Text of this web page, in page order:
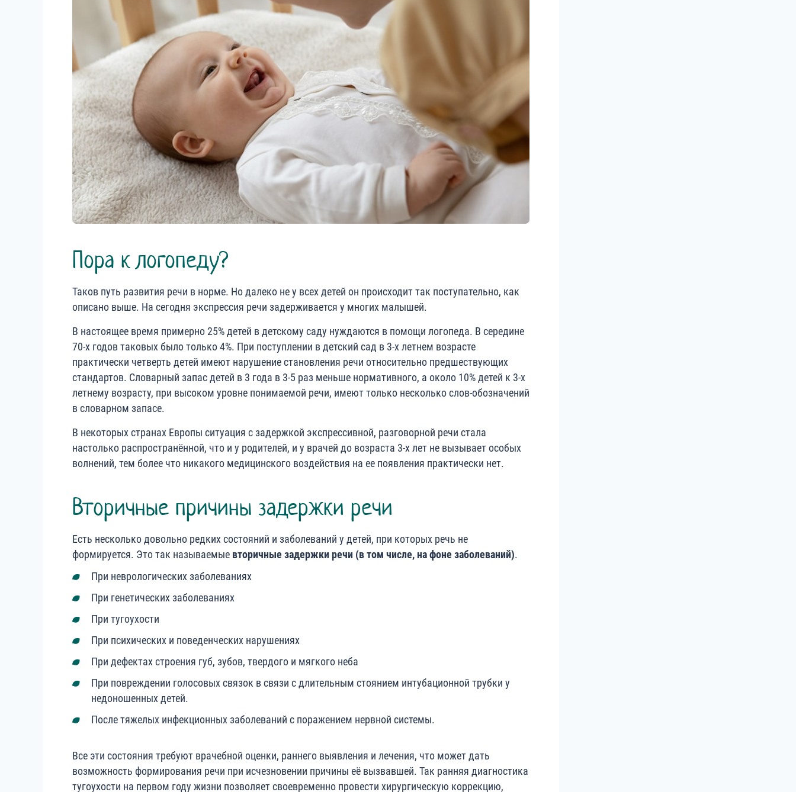
Пора к логопеду?
Таков путь развития речи в норме. Но далеко не у всех детей он происходит так поступательно, как
описано выше. На сегодня экспрессия речи задерживается у многих малышей.
В настоящее время примерно 25% детей в детскому саду нуждаются в помощи логопеда. В середине
70-х годов таковых было только 4%. При поступлении в детский сад в 3-х летнем возрасте
практически четверть детей имеют нарушение становления речи относительно предшествующих
стандартов. Словарный запас детей в 3 года в 3-5 раз меньше нормативного, а около 10% детей к 3-х
летнему возрасту, при высоком уровне понимаемой речи, имеют только несколько слов-обозначений
в словарном запасе.
В некоторых странах Европы ситуация с задержкой экспрессивной, разговорной речи стала
настолько распространённой, что и у родителей, и у врачей до возраста 3-х лет не вызывает особых
волнений, тем более что никакого медицинского воздействия на ее появления практически нет.
Вторичные причины задержки речи
Есть несколько довольно редких состояний и заболеваний у детей, при которых речь не
формируется. Это так называемые вторичные задержки речи (в том числе, на фоне заболеваний).
При неврологических заболеваниях
При генетических заболеваниях
При тугоухости
При психических и поведенческих нарушениях
При дефектах строения губ, зубов, твердого и мягкого неба
При повреждении голосовых связок в связи с длительным стоянием интубационной трубки у
недоношенных детей.
После тяжелых инфекционных заболеваний с поражением нервной системы.
Все эти состояния требуют врачебной оценки, раннего выявления и лечения, что может дать
возможность формирования речи при исчезновении причины её вызвавшей. Так ранняя диагностика
тугоухости на первом году жизни позволяет своевременно провести хирургическую коррекцию,